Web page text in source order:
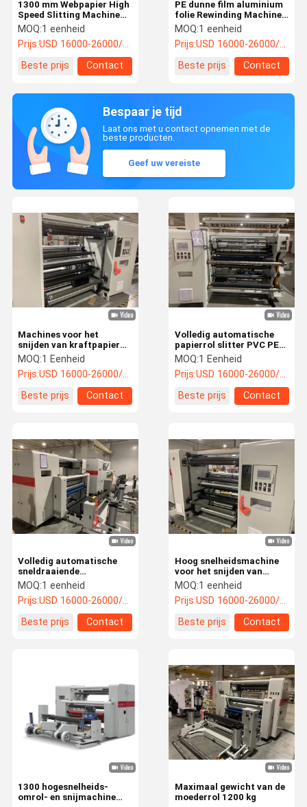
Producten
1300 mm Webpapier High
Speed Slitting Machine
Drie motoren oppervlak
Winding Slitting Machine
MOQ:1 eenheid
Prijs:USD 16000-26000/unit
Beste prijs
Contact
PE dunne film aluminium
folie Rewinding Machine
Tape Slitter Rewinder
1200KG Max
MOQ:1 eenheid
Prijs:USD 16000-26000/unit
Beste prijs
Contact
Bespaar je tijd
Laat ons met u contact opnemen met de
beste producten.
Geef uw vereiste
Volledig automatische
papierrol slitter PVC PET
PE composietfilm
papierrol slit machine
MOQ:1 Eenheid
Prijs:USD 16000-26000/unit
Beste prijs
Contact
Machines voor het
snijden van kraftpapier
en bedekt papier met een
maximale einddiameter
van 1000 mm
MOQ:1 Eenheid
Prijs:USD 16000-26000/unit
Beste prijs
Contact
Hoog snelheidsmachine
voor het snijden van
rollen met een grote
diameter tot 1400 mm
MOQ:1 eenheid
Prijs:USD 16000-26000/unit
Beste prijs
Contact
Volledig automatische
sneldraaiende
kraftpapier,
koperplaatpapier, gecoat
papier, drukpapier om te
draaien en te snijden
MOQ:1 eenheid
Prijs:USD 16000-26000/unit
Beste prijs
Contact
Maximaal gewicht van de
moederrol 1200 kg
1300 hogesnelheids-
omrol- en snijmachine